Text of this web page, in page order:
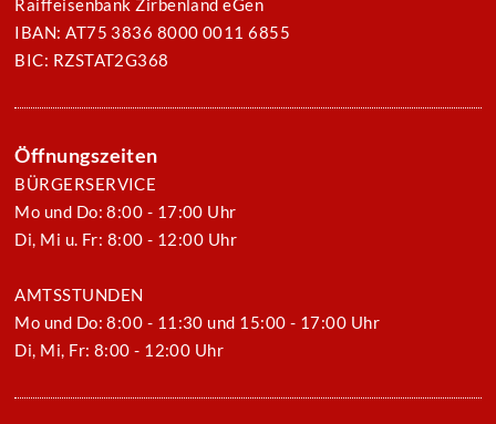
Raiffeisenbank Zirbenland eGen
IBAN: AT75 3836 8000 0011 6855
BIC: RZSTAT2G368
Öffnungszeiten
BÜRGERSERVICE
Mo und Do: 8:00 - 17:00 Uhr
Di, Mi u. Fr: 8:00 - 12:00 Uhr
AMTSSTUNDEN
Mo und Do: 8:00 - 11:30 und 15:00 - 17:00 Uhr
Di, Mi, Fr: 8:00 - 12:00 Uhr